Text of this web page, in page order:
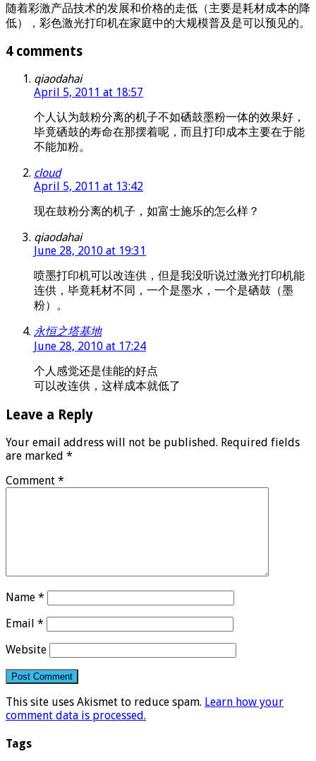
随着彩激产品技术的发展和价格的走低（主要是耗材成本的降
低），彩色激光打印机在家庭中的大规模普及是可以预见的。
4 comments
qiaodahai
April 5, 2011 at 18:57
个人认为鼓粉分离的机子不如硒鼓墨粉一体的效果好，
毕竟硒鼓的寿命在那摆着呢，而且打印成本主要在于能
不能加粉。
cloud
April 5, 2011 at 13:42
现在鼓粉分离的机子，如富士施乐的怎么样？
qiaodahai
June 28, 2010 at 19:31
喷墨打印机可以改连供，但是我没听说过激光打印机能
连供，毕竟耗材不同，一个是墨水，一个是硒鼓（墨
粉）。
永恒之塔基地
June 28, 2010 at 17:24
个人感觉还是佳能的好点
可以改连供，这样成本就低了
Leave a Reply
Your email address will not be published. Required fields
are marked *
Comment *
Name *
Email *
Website
This site uses Akismet to reduce spam. Learn how your
comment data is processed.
Tags